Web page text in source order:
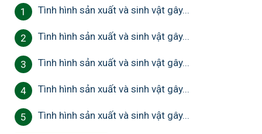
1 Tình hình sản xuất và sinh vật gây...
2 Tình hình sản xuất và sinh vật gây...
3 Tình hình sản xuất và sinh vật gây...
4 Tình hình sản xuất và sinh vật gây...
5 Tình hình sản xuất và sinh vật gây...